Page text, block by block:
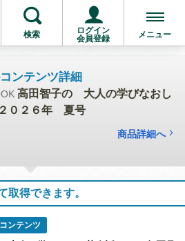
検索
ログイン
会員登録
メニュー
ンテンツ詳細
高田智子の 大人の学びなおし
０２６年 夏号
商品詳細へ
取得できます。
ンテンツ